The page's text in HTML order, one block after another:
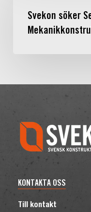
Mekanikkonstruktör
Svekon söker
KONTAKTA OSS
Till kontakt